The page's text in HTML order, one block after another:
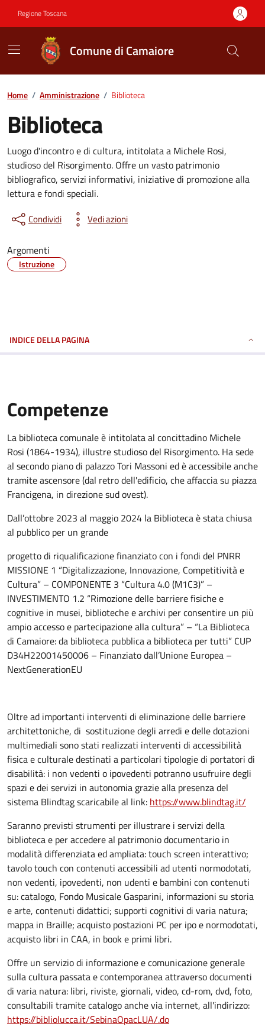
Regione Toscana
Comune di Camaiore
Contenuti in evidenza
Home / Amministrazione / Biblioteca
Biblioteca
Luogo d'incontro e di cultura, intitolata a Michele Rosi,
studioso del Risorgimento. Offre un vasto patrimonio
bibliografico, servizi informativi, iniziative di promozione alla
lettura e fondi speciali.
Condividi Vedi azioni
Argomenti
Istruzione
INDICE DELLA PAGINA
Competenze
La biblioteca comunale è intitolata al concittadino Michele
Rosi (1864-1934), illustre studioso del Risorgimento. Ha sede
al secondo piano di palazzo Tori Massoni ed è accessibile anche
tramite ascensore (dal retro dell'edificio, che affaccia su piazza
Francigena, in direzione sud ovest).
Dall’ottobre 2023 al maggio 2024 la Biblioteca è stata chiusa
al pubblico per un grande
progetto di riqualificazione finanziato con i fondi del PNRR
MISSIONE 1 “Digitalizzazione, Innovazione, Competitività e
Cultura” – COMPONENTE 3 “Cultura 4.0 (M1C3)” –
INVESTIMENTO 1.2 “Rimozione delle barriere fisiche e
cognitive in musei, biblioteche e archivi per consentire un più
ampio accesso e partecipazione alla cultura” – “La Biblioteca
di Camaiore: da biblioteca pubblica a biblioteca per tutti” CUP
D34H22001450006 – Finanziato dall’Unione Europea –
NextGenerationEU
Oltre ad importanti interventi di eliminazione delle barriere
architettoniche, di sostituzione degli arredi e delle dotazioni
multimediali sono stati realizzati interventi di accessibilità
fisica e culturale destinati a particolari tipologie di portatori di
disabilità: i non vedenti o ipovedenti potranno usufruire degli
spazi e dei servizi in autonomia grazie alla presenza del
sistema Blindtag scaricabile al link: https://www.blindtag.it/
Saranno previsti strumenti per illustrare i servizi della
biblioteca e per accedere al patrimonio documentario in
modalità differenziata ed ampliata: touch screen interattivo;
tavolo touch con contenuti accessibili ad utenti normodotati,
non vedenti, ipovedenti, non udenti e bambini con contenuti
su: catalogo, Fondo Musicale Gasparini, informazioni su storia
e arte, contenuti didattici; supporti cognitivi di varia natura;
mappa in Braille; acquisto postazioni PC per ipo e normodotati,
acquisto libri in CAA, in book e primi libri.
Offre un servizio di informazione e comunicazione generale
sulla cultura passata e contemporanea attraverso documenti
di varia natura: libri, riviste, giornali, video, cd-rom, dvd, foto,
consultabili tramite catalogo anche via internet, all'indirizzo:
https://bibliolucca.it/SebinaOpacLUA/.do